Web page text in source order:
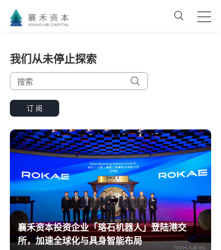
我们从未停止探索
订 阅
襄禾资本投资企业「珞石机器人」登陆港交
所，加速全球化与具身智能布局